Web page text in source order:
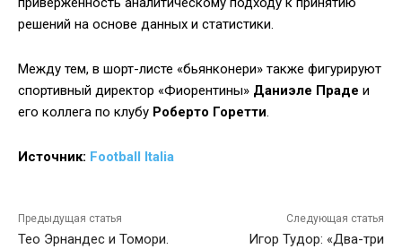
решений на основе данных и статистики.
Между тем, в шорт-листе «бьянконери» также фигурируют
спортивный директор «Фиорентины» Даниэле Праде и
его коллега по клубу Роберто Горетти.
Источник: Football Italia
Предыдущая статья
Тео Эрнандес и Томори.
Следующая статья
Игор Тудор: «Два-три